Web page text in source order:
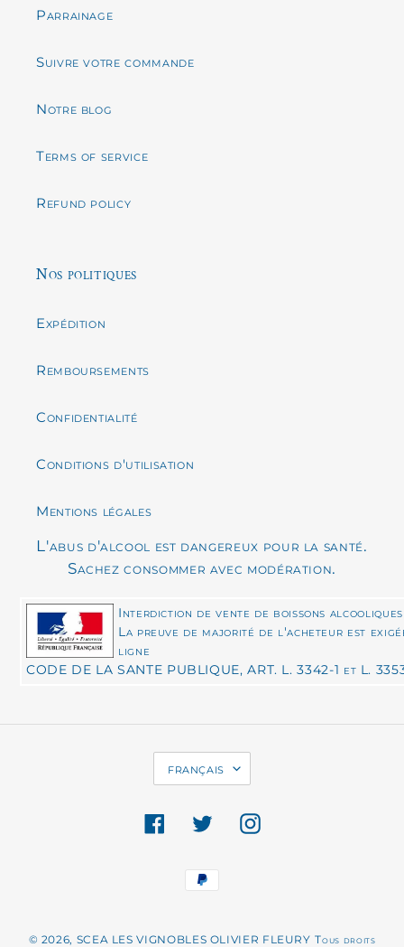
Parrainage
Suivre votre commande
Notre blog
Terms of service
Refund policy
Nos politiques
Expédition
Remboursements
Confidentialité
Conditions d'utilisation
Mentions légales
L'abus d'alcool est dangereux pour la santé.
Sachez consommer avec modération.
Interdiction de vente de boissons alcooliques
La preuve de majorité de l'acheteur est
ligne
CODE DE LA SANTE PUBLIQUE, ART. L. 3342-1 et L.
A
G
français
FacebookTwitterInstagram
Moyens
de
© 2026, SCEA LES VIGNOBLES OLIVIER FLEURY Tous droits